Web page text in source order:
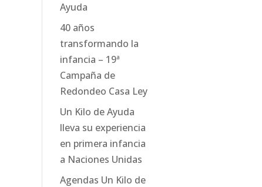
Ayuda
40 años
transformando la
infancia – 19ª
Campaña de
Redondeo Casa Ley
Un Kilo de Ayuda
lleva su experiencia
en primera infancia
a Naciones Unidas
Agendas Un Kilo de